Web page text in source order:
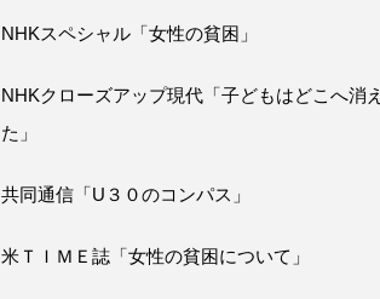
NHKスペシャル「女性の貧困」
NHKクローズアップ現代「子どもはどこへ消え
た」
共同通信「U３０のコンパス」
米ＴＩＭＥ誌「女性の貧困について」